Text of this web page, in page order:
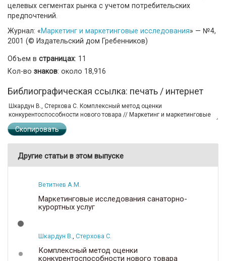
целевых сегментах рынка с учетом потребительских
предпочтений.
Журнал: «Маркетинг и маркетинговые исследования» — №4,
2001 (© Издательский дом Гребенников)
Объем в страницах: 11
Кол-во знаков: около 18,916
Библиографическая ссылка: печать / интернет
Скопировать
Другие статьи в этом выпуске
Ветитнев А.М.
Маркетинговые исследования санаторно-
курортных услуг
Шкардун В. Стерхова С.
Комплексный метод оценки
конкурентоспособности нового товара